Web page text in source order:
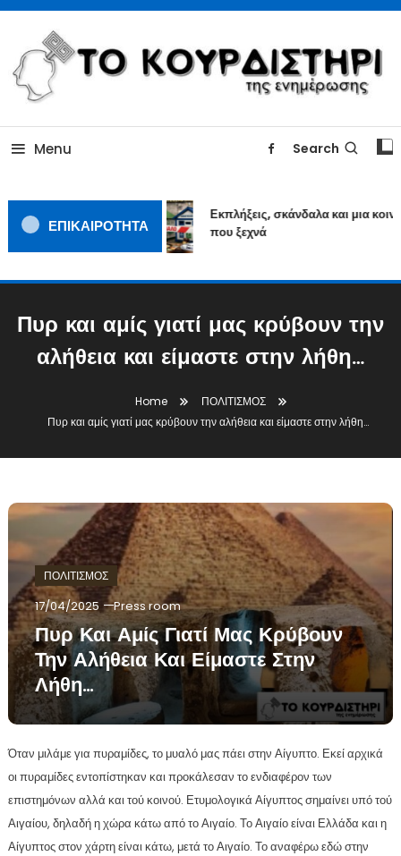
Skip
Content
TOKOURDISTIRI.GR
Menu Search
ΕΠΙΚΑΙΡΟΤΗΤΑ
Εκπλήξεις, σκάνδαλα και μια
που ξεχνά
Πυρ και αμίς γιατί μας κρύβουν την
αλήθεια και είμαστε στην λήθη…
Home
ΠΟΛΙΤΙΣΜΟΣ
Πυρ και αμίς γιατί μας κρύβουν την αλήθεια και είμαστε στην λήθη…
ΠΟΛΙΤΙΣΜΟΣ
17/04/2025 Press room
Πυρ Και Αμίς Γιατί Μας Κρύβουν
Την Αλήθεια Και Είμαστε Στην
Λήθη…
Όταν μιλάμε για πυραμίδες, το μυαλό μας πάει στην Αίγυπτο. Εκεί αρχικά
οι πυραμίδες εντοπίστηκαν και προκάλεσαν το ενδιαφέρον των
επιστημόνων αλλά και τού κοινού. Ετυμολογικά Αίγυπτος σημαίνει υπό τού
Αιγαίου, δηλαδή η χώρα κάτω από το Αιγαίο. Το Αιγαίο είναι Ελλάδα και η
Αίγυπτος στον χάρτη είναι κάτω, μετά το Αιγαίο. Το αναφέρω εδώ στην